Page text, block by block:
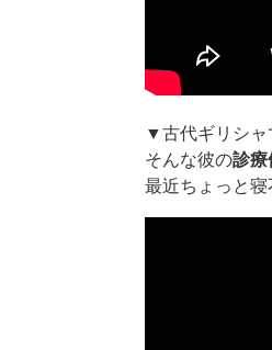
▼古代ギリシャ
そんな彼の診療
最近ちょっと